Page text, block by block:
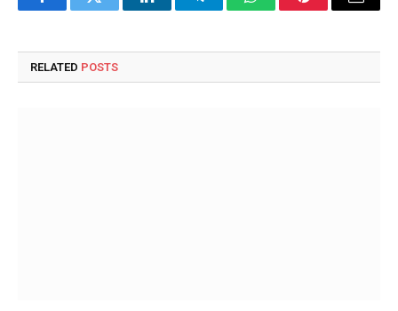
FacebookTwitter LinkedInTelegramWhatsAppPinterestEmail
RELATED POSTS